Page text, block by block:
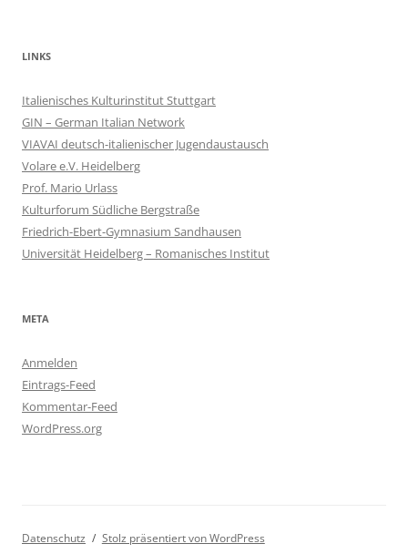
LINKS
Italienisches Kulturinstitut Stuttgart
GIN – German Italian Network
VIAVAI deutsch-italienischer Jugendaustausch
Volare e.V. Heidelberg
Prof. Mario Urlass
Kulturforum Südliche Bergstraße
Friedrich-Ebert-Gymnasium Sandhausen
Universität Heidelberg – Romanisches Institut
META
Anmelden
Eintrags-Feed
Kommentar-Feed
WordPress.org
Datenschutz Stolz präsentiert von WordPress